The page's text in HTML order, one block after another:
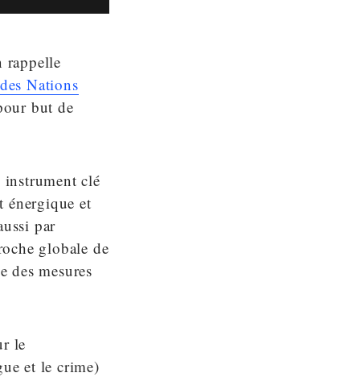
rappelle
Nations
but de
clé
énergique et
par
globale de
des mesures
le
et le crime)